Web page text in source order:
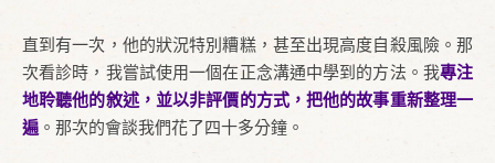
直到有一次，他的狀況特別糟糕，甚至出現高度自殺風險。那
次看診時，我嘗試使用一個在正念溝通中學到的方法。我專注
地聆聽他的敘述，並以非評價的方式，把他的故事重新整理一
遍 。那次的會談我們花了四十多分鐘。